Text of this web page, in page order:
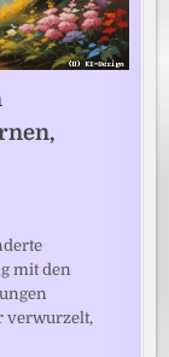
mit den
verwurzelt,